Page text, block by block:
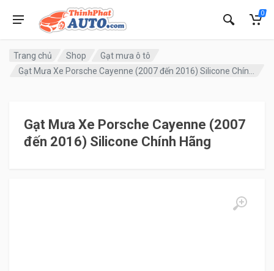
0
Trang chủ Shop
Gạt mưa ô tô
Gạt Mưa Xe Porsche Cayenne (2007
đến 2016) Silicone Chính Hãng